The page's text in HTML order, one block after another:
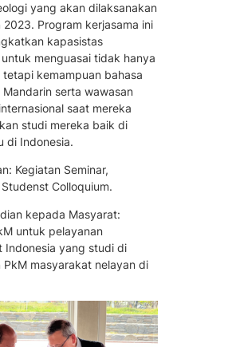
yang akan dilaksanakan
2023. Program kerjasama ini
kapasistas
menguasai tidak hanya
tetapi kemampuan bahasa
serta wawasan
saat mereka
studi mereka baik di
di Indonesia.
Kegiatan Seminar,
Colloquium.
kepada Masyarat:
untuk pelayanan
Indonesia yang studi di
PkM masyarakat nelayan di